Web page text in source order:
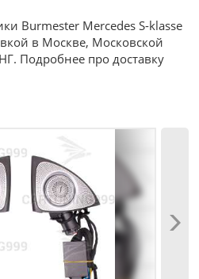
Burmester Mercedes S-klasse
в Москве, Московской
Подробнее про доставку